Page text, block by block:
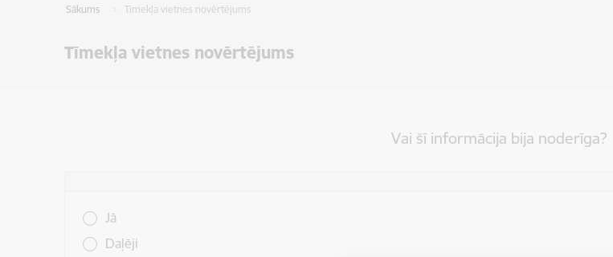
Sākums Tīmekļa vietnes novērtējums
Tīmekļa vietnes novērtējums
Vai šī informācija bija noderīga?
Jā
Daļēji